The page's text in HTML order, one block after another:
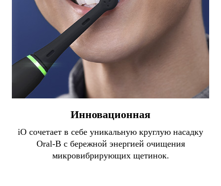
Инновационная
iO сочетает в себе уникальную круглую насадку
Oral-B с бережной энергией очищения
микровибрирующих щетинок.